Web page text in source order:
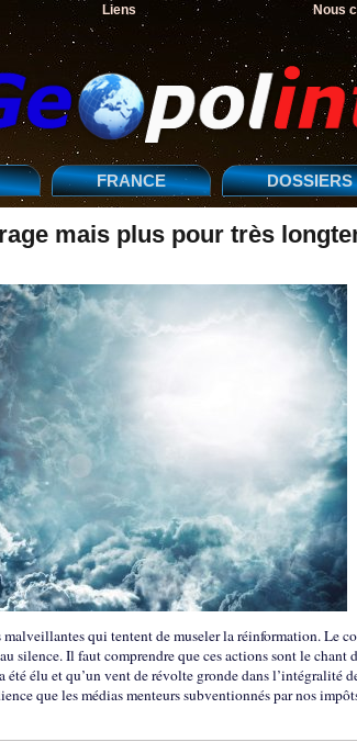
Liens Nous
FRANCE DOSSIERS
mais plus pour très
qui tentent de museler la réinformation. Le
silence. Il faut comprendre que ces actions sont le chant
élu et qu’un vent de révolte gronde dans l’intégralité
que les médias menteurs subventionnés par nos